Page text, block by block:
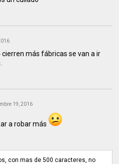
más fábricas se van a ir
19, 2016
a robar más
con mas de 500 caracteres, no